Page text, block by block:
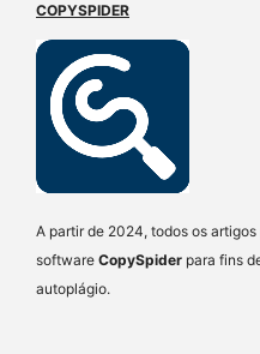
COPYSPIDER
A partir de 2024, todos os
software CopySpider para fins
autoplágio.